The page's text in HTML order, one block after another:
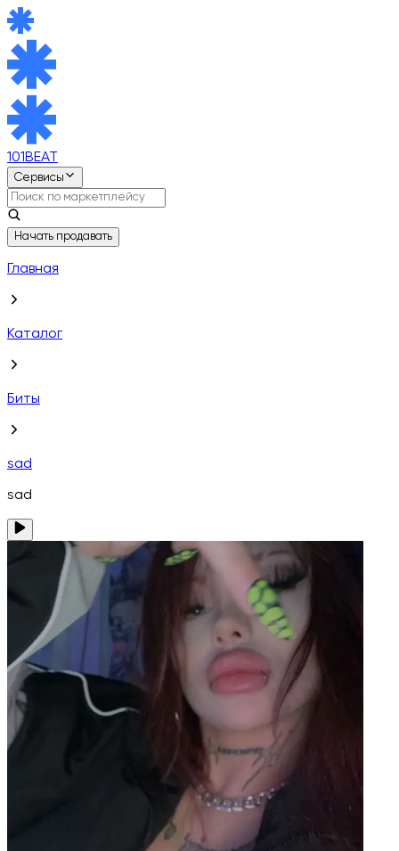
101BEAT
Сервисы
Начать продавать
Главная
Каталог
Биты
sad
sad